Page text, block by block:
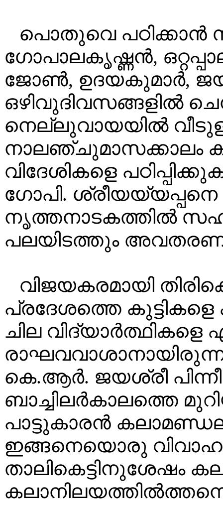
പൊതുവെ പഠിക്കാൻ
ഗോപാലകൃഷ്ണൻ,
ജോൺ, ഉദയകുമാർ,
ഒഴിവുദിവസങ്ങളിൽ
നെല്ലുവായയിൽ
നാലഞ്ചുമാസക്കാലം
വിദേശികളെ
ഗോപി.
നൃത്തനാടകത്തിൽ
പലയിടത്തും
വിജയകരമായി
പ്രദേശത്തെ കുട്ടികളെ
ചില വിദ്യാർത്ഥികളെ
കെ.ആർ. ജയശ്രീ
ബാച്ചിലർകാലത്തെ
പാട്ടുകാരൻ
ഇങ്ങനെയൊരു
താലികെട്ടിനുശേഷം